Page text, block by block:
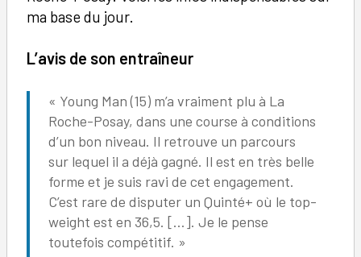
ma base du jour.
L’avis de son entraîneur
« Young Man (15) m’a vraiment plu à La
Roche-Posay, dans une course à conditions
d’un bon niveau. Il retrouve un parcours
sur lequel il a déjà gagné. Il est en très belle
forme et je suis ravi de cet engagement.
C’est rare de disputer un Quinté+ où le top-
weight est en 36,5. […]. Je le pense
toutefois compétitif. »